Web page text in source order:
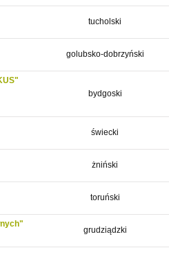
tucholski
golubsko-dobrzyński
bydgoski
świecki
żniński
toruński
grudziądzki